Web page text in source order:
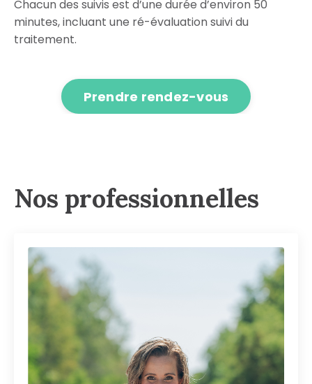
Chacun des suivis est d’une durée d’environ 50
minutes, incluant une ré-évaluation suivi du
traitement.
Prendre rendez-vous
Nos professionnelles